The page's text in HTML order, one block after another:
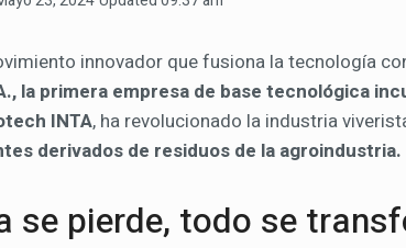
innovador que fusiona la tecnología
la primera empresa de base tecnológica
INTA, ha revolucionado la industria
derivados de residuos de la agroindustria.
se pierde, todo se